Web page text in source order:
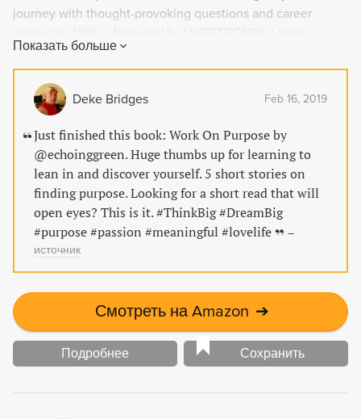
journey with thought-provoking questions and career
Armstrong and Doug Ulman, and an afterword by Harlem
Children's Zone's Geoffrey Canada, this book is your source
for inspiration and practical guidance in creating a career
that will change your life and the world.
Показать больше
Deke Bridges Feb 16, 2019
Just finished this book: Work On Purpose by
@echoinggreen. Huge thumbs up for learning to
lean in and discover yourself. 5 short stories on
finding purpose. Looking for a short read that will
open eyes? This is it. #ThinkBig #DreamBig
#purpose #passion #meaningful #lovelife
–
источник
Смотреть на Amazon ➔
Подробнее Сохранить